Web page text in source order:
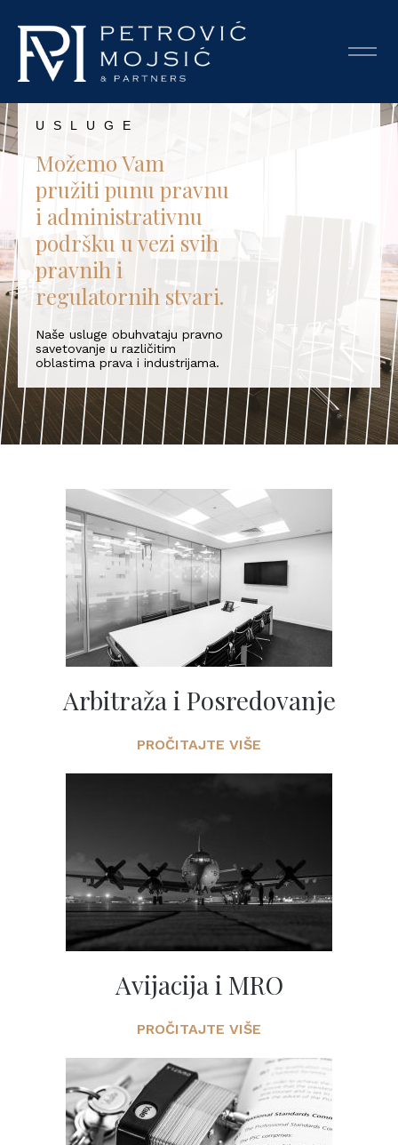
USLUGE
Možemo Vam
pružiti punu pravnu
i administrativnu
podršku u vezi svih
pravnih i
regulatornih stvari.
Naše usluge obuhvataju pravno
savetovanje u različitim
oblastima prava i industrijama.
Arbitraža i Posredovanje
PROČITAJTE VIŠE
Avijacija i MRO
PROČITAJTE VIŠE